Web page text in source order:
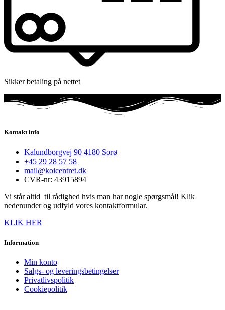
Sikker betaling på nettet
Kontakt info
Kalundborgvej 90 4180 Sorø
+45 29 28 57 58
mail@koicentret.dk
CVR-nr: 43915894
Vi står altid til rådighed hvis man har nogle spørgsmål! Klik
nedenunder og udfyld vores kontaktformular.
KLIK HER
Information
Min konto
Salgs- og leveringsbetingelser
Privatlivspolitik
Cookiepolitik